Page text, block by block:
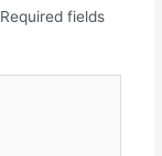
Required fields